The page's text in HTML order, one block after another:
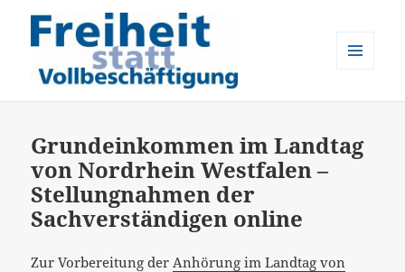
Grundeinkommen im Landtag
von Nordrhein Westfalen –
Stellungnahmen der
Sachverständigen online
Zur Vorbereitung der Anhörung im Landtag von